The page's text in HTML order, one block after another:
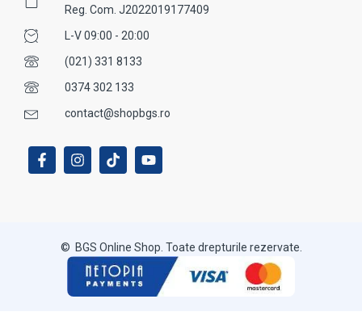
Reg. Com. J2022019177409
L-V 09:00 - 20:00
(021) 331 8133
0374 302 133
contact@shopbgs.ro
© BGS Online Shop. Toate drepturile rezervate.